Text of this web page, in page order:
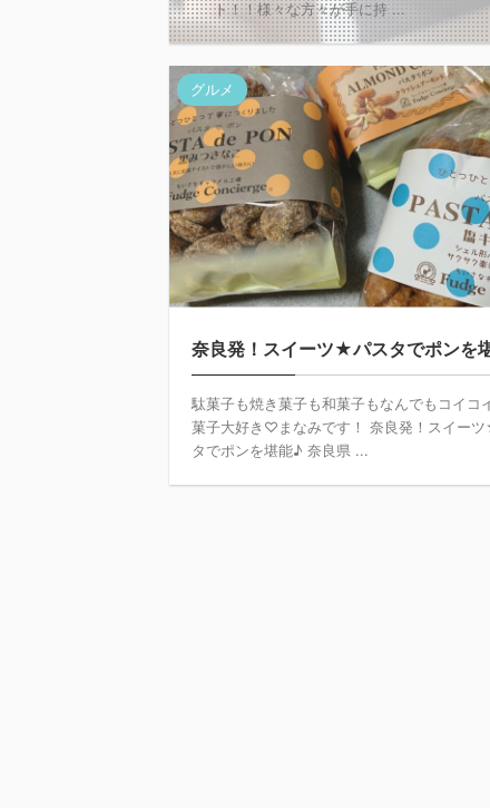
ト！！様々な方々が手に持 ...
グルメ
奈良発！スイーツ★パスタでポンを
駄菓子も焼き菓子も和菓子もなんでもコイコ
菓子大好き♡まなみです！ 奈良発！スイー
タでポンを堪能♪ 奈良県 ...